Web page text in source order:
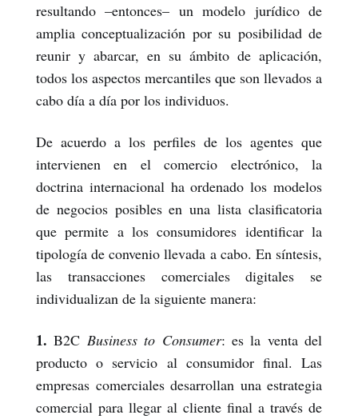
resultando –entonces– un modelo jurídico de
amplia conceptualización por su posibilidad de
reunir y abarcar, en su ámbito de aplicación,
todos los aspectos mercantiles que son llevados a
cabo día a día por los individuos.
De acuerdo a los perfiles de los agentes que
intervienen en el comercio electrónico, la
doctrina internacional ha ordenado los modelos
de negocios posibles en una lista clasificatoria
que permite a los consumidores identificar la
tipología de convenio llevada a cabo. En síntesis,
las transacciones comerciales digitales se
individualizan de la siguiente manera:
1.B2C Business to Consumer: es la venta del
producto o servicio al consumidor final. Las
empresas comerciales desarrollan una estrategia
comercial para llegar al cliente final a través de